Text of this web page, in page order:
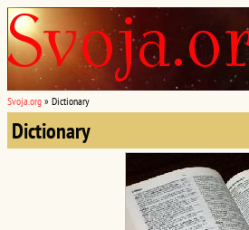
Svoja.org » Dictionary
Dictionary